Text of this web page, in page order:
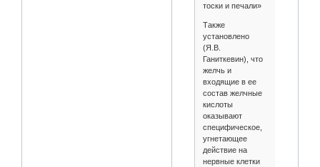
тоски и печали»
Также
установлено
(Я.В.
Ганиткевин), что
желчь и
входящие в ее
состав желчные
кислоты
оказывают
специфическое,
угнетающее
действие на
нервные клетки